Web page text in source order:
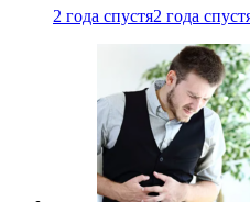
2 года спустя2 года